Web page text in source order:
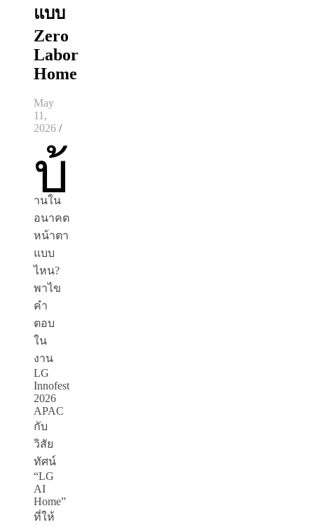
แบบ
Zero
Labor
Home
May
11,
2026 /
บ้
านใน
อนาคต
หน้าตา
แบบ
ไหน?
พาไข
คำ
ตอบ
ใน
งาน
LG
Innofest
2026
APAC
กับ
วิสัย
ทัศน์
“LG
AI
Home”
ที่ให้